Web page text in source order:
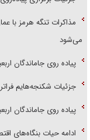
مذاکرات تنگه هرمز با
می‌شود
پیاده روی جاماندگان
جزئیات شکنجه‌هایم
پیاده روی جاماندگان
ادامه حیات بنگاه‌های